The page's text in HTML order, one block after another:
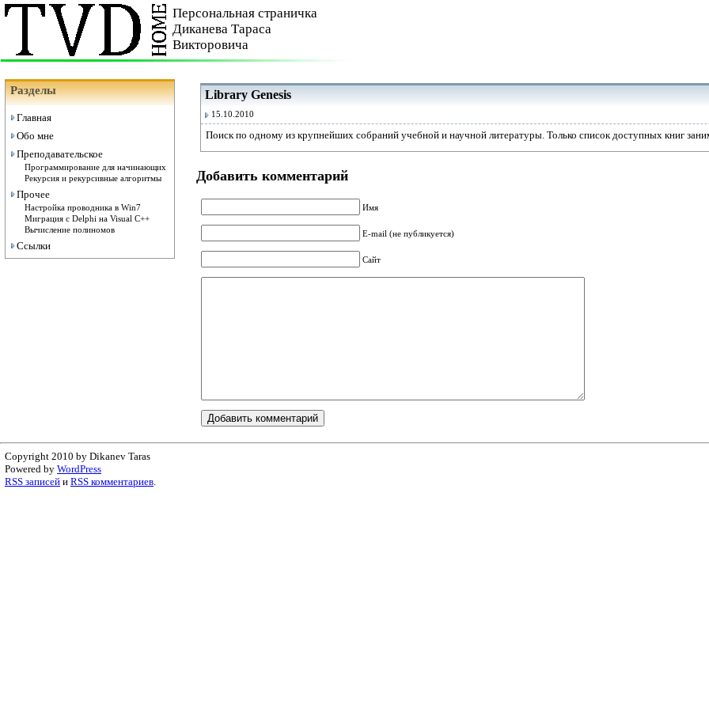
Персональная страничка
Диканева Тараса
Викторовича
Разделы
Главная
Обо мне
Преподавательское
Программирование для начинающих
Рекурсия и рекурсивные алгоритмы
Прочее
Настройка проводника в Win7
Миграция с Delphi на Visual C++
Вычисление полиномов
Ссылки
Library Genesis
15.10.2010
Поиск по одному из крупнейших собраний учебной и научной литературы. Только список доступных книг
Добавить комментарий
Имя
E-mail (не публикуется)
Сайт
Copyright 2010 by Dikanev Taras
Powered by WordPress
RSS записей и RSS комментариев.